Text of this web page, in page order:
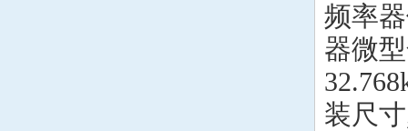
频率
器微
装尺